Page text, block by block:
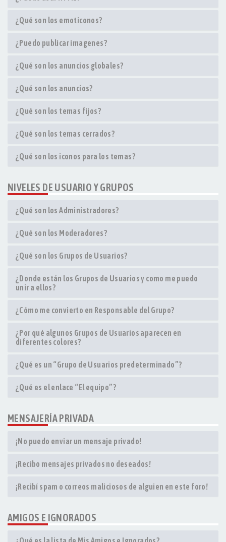
¿Qué son los emoticonos?
¿Puedo publicar imagenes?
¿Qué son los anuncios globales?
¿Qué son los anuncios?
¿Qué son los temas fijos?
¿Qué son los temas cerrados?
¿Qué son los iconos para los temas?
NIVELES DE USUARIO Y GRUPOS
¿Qué son los Administradores?
¿Qué son los Moderadores?
¿Qué son los Grupos de Usuarios?
¿Donde están los Grupos de Usuarios y como me puedo
unir a ellos?
¿Cómo me convierto en Responsable del Grupo?
¿Por qué algunos Grupos de Usuarios aparecen en
diferentes colores?
¿Qué es un “Grupo de Usuarios predeterminado”?
¿Qué es el enlace “El equipo”?
MENSAJERÍA PRIVADA
¡No puedo enviar un mensaje privado!
¡Recibo mensajes privados no deseados!
¡Recibí spam o correos maliciosos de alguien en este foro!
AMIGOS E IGNORADOS